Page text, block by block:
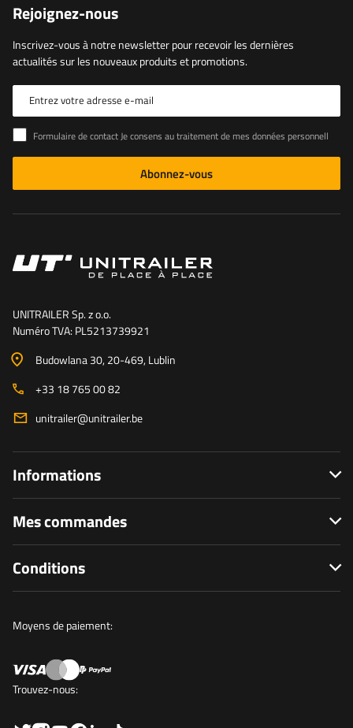
Rejoignez-nous
Inscrivez-vous à notre newsletter pour recevoir les dernières
actualités sur les nouveaux produits et promotions.
Entrez votre adresse e-mail
Formulaire de contact Je consens au traitement de mes données personnelles contenues dans le formulaire de contact conformément au règlement du Parlement européen et du Conseil (UE)
Abonnez-vous
UNITRAILER Sp. z o.o.
Numéro TVA: PL5213739921
Budowlana 30, 20-469, Lublin
+33 18 765 00 82
unitrailer@unitrailer.be
Informations
Mes commandes
Conditions
Moyens de paiement:
Trouvez-nous: